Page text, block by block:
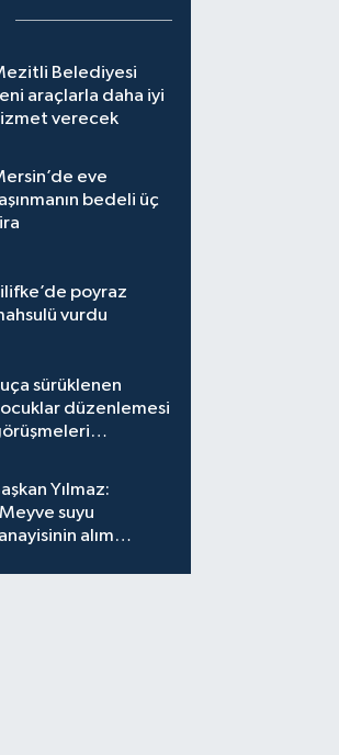
Belediyesi
araçlarla daha iyi
verecek
eve
bedeli üç
poyraz
vurdu
sürüklenen
düzenlemesi
Yılmaz:
suyu
alım